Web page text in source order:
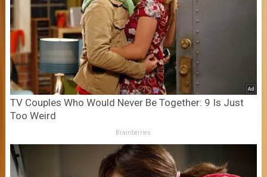
TV Couples Who Would Never Be Together: 9 Is Just
Too Weird
Brainberries